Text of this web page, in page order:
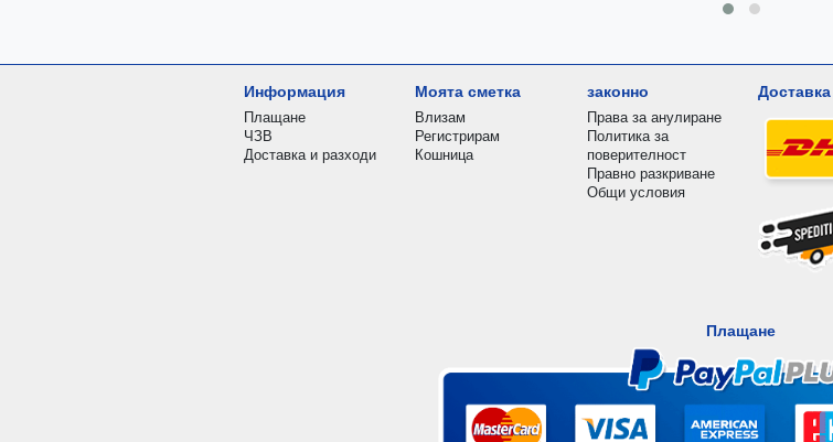
Информация
Плащане
ЧЗВ
Доставка и разходи
Моята сметка
Влизам
Регистрирам
Кошница
законно
Права за анулиране
Политика за
поверителност
Правно разкриване
Общи условия
Доставка
Плащане